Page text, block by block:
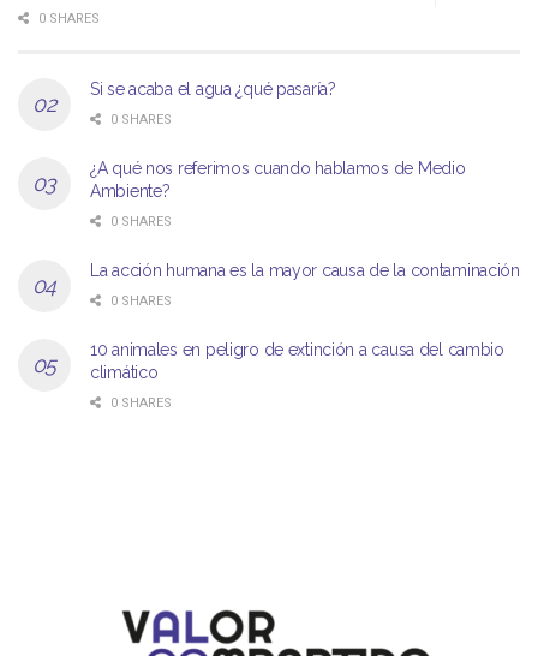
0 SHARES
Si se acaba el agua ¿qué pasaría?
0 SHARES
¿A qué nos referimos cuando hablamos de Medio
Ambiente?
0 SHARES
La acción humana es la mayor causa de la contaminación
0 SHARES
10 animales en peligro de extinción a causa del cambio
climático
0 SHARES